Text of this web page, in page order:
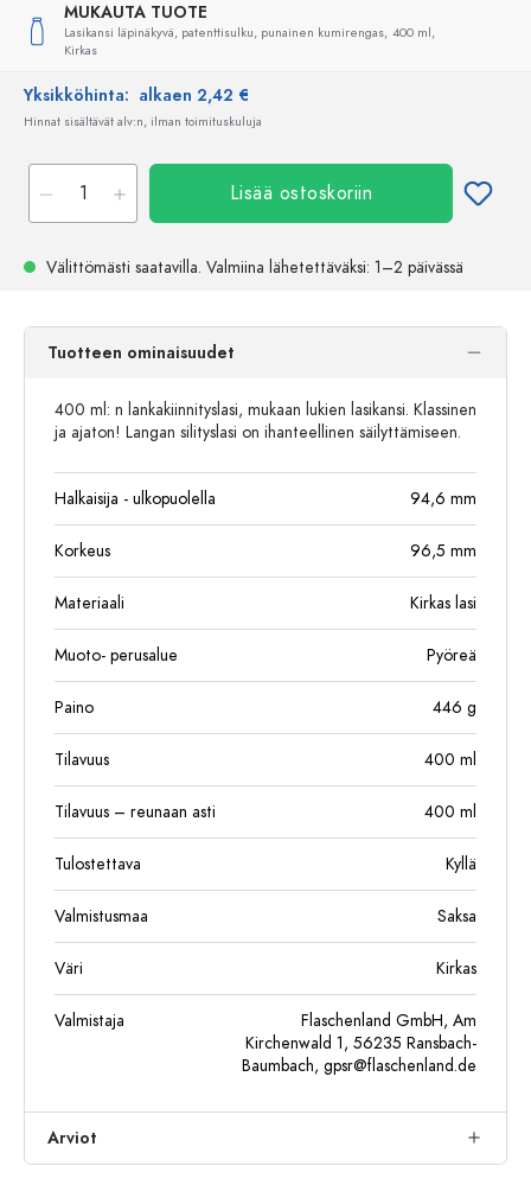
MUKAUTA TUOTE
Lasikansi läpinäkyvä, patenttisulku, punainen kumirengas, 400 ml,
Kirkas
Yksikköhinta: alkaen 2,42 €
Hinnat sisältävät alv:n, ilman toimituskuluja
Lisää ostoskoriin
Välittömästi saatavilla. Valmiina lähetettäväksi: 1–2 päivässä
Tuotteen ominaisuudet
400 ml: n lankakiinnityslasi, mukaan lukien lasikansi. Klassinen
ja ajaton! Langan silityslasi on ihanteellinen säilyttämiseen.
Halkaisija - ulkopuolella 94,6 mm
Korkeus 96,5 mm
Materiaali Kirkas lasi
Muoto- perusalue Pyöreä
Paino 446 g
Tilavuus 400 ml
Tilavuus – reunaan asti 400 ml
Tulostettava Kyllä
Valmistusmaa Saksa
Väri Kirkas
Valmistaja
Flaschenland GmbH, Am
Kirchenwald 1, 56235 Ransbach-
Baumbach, gpsr@flaschenland.de
Arviot